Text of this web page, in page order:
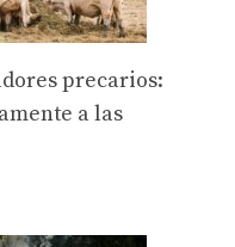
precarios:
a las